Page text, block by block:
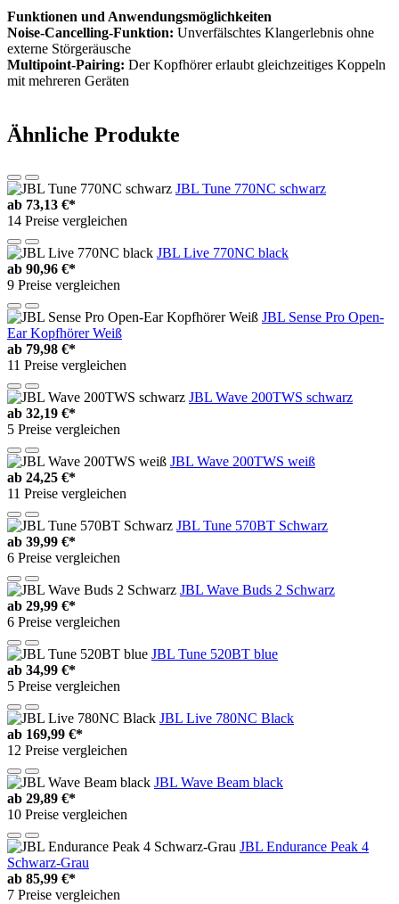
Funktionen und Anwendungsmöglichkeiten
Noise-Cancelling-Funktion: Unverfälschtes Klangerlebnis ohne
externe Störgeräusche
Multipoint-Pairing: Der Kopfhörer erlaubt gleichzeitiges Koppeln
mit mehreren Geräten
Ähnliche Produkte
JBL Tune 770NC schwarz
ab 73,13 €*
14 Preise vergleichen
JBL Live 770NC black
ab 90,96 €*
9 Preise vergleichen
JBL Sense Pro Open-
Ear Kopfhörer Weiß
ab 79,98 €*
11 Preise vergleichen
JBL Wave 200TWS schwarz
ab 32,19 €*
5 Preise vergleichen
JBL Wave 200TWS weiß
ab 24,25 €*
11 Preise vergleichen
JBL Tune 570BT Schwarz
ab 39,99 €*
6 Preise vergleichen
JBL Wave Buds 2 Schwarz
ab 29,99 €*
6 Preise vergleichen
JBL Tune 520BT blue
ab 34,99 €*
5 Preise vergleichen
JBL Live 780NC Black
ab 169,99 €*
12 Preise vergleichen
JBL Wave Beam black
ab 29,89 €*
10 Preise vergleichen
JBL Endurance Peak 4
Schwarz-Grau
ab 85,99 €*
7 Preise vergleichen